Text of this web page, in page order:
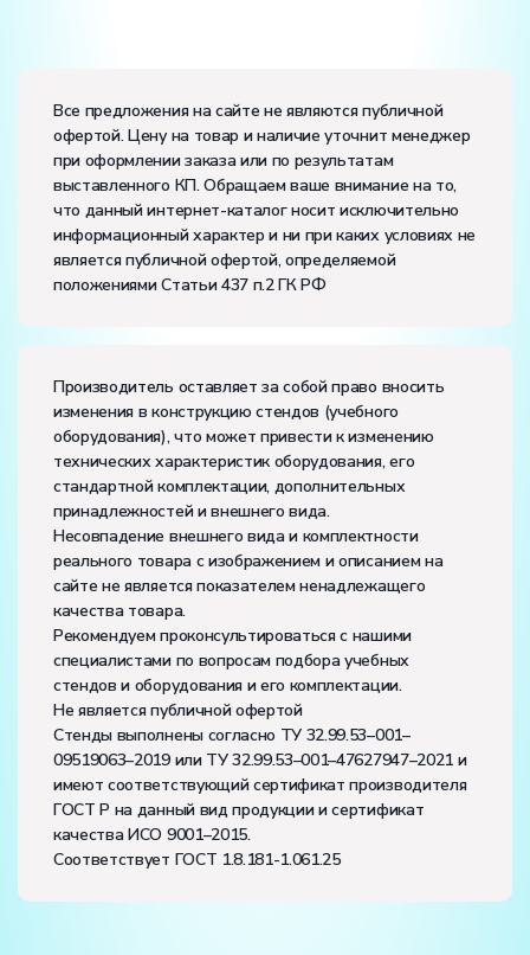
Размеры (Д x Ш x В):
Потребляемая мощность, В·А:9000
Электропитание:
напряжение, В:380
частота, Гц:50
Класс защиты от поражения электрическим током:
Диапазон рабочих температур, ˚С:+10…+35
Влажность, %:до 80
Все предложения на сайте не являются публичной
офертой. Цену на товар и наличие уточнит менеджер
при оформлении заказа или по результатам
выставленного КП. Обращаем ваше внимание на то,
что данный интернет-каталог носит исключительно
информационный характер и ни при каких условиях не
является публичной офертой, определяемой
положениями Статьи 437 п.2 ГК РФ
Производитель оставляет за собой право вносить
изменения в конструкцию стендов (учебного
оборудования), что может привести к изменению
технических характеристик оборудования, его
стандартной комплектации, дополнительных
принадлежностей и внешнего вида.
Несовпадение внешнего вида и комплектности
реального товара с изображением и описанием на
сайте не является показателем ненадлежащего
качества товара.
Рекомендуем проконсультироваться с нашими
специалистами по вопросам подбора учебных
стендов и оборудования и его комплектации.
Не является публичной офертой
Стенды выполнены согласно ТУ 32.99.53–001–
09519063–2019 или ТУ 32.99.53–001–47627947–2021 и
имеют соответствующий сертификат производителя
ГОСТ Р на данный вид продукции и сертификат
качества ИСО 9001–2015.
Соответствует ГОСТ 1.8.181-1.061.25